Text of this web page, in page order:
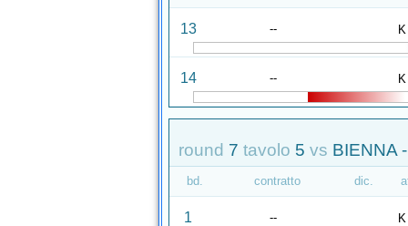
13 -- K
14 -- K
round 7 tavolo 5 vs BIENNA
bd. contratto dic.
1 -- K